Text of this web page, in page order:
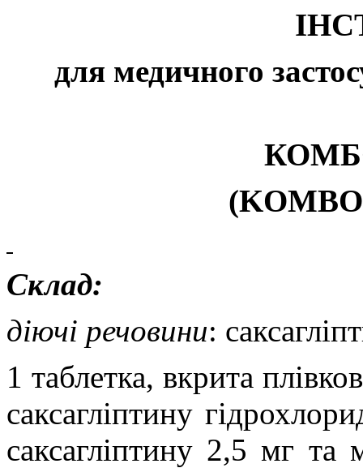
для медичного
(
Склад:
діючі речовини:
1 таблетка, вкрита
саксагліптину
саксагліптину 2,5 мг та